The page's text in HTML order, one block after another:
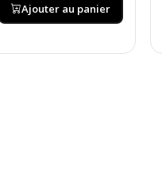
Ajouter au panier